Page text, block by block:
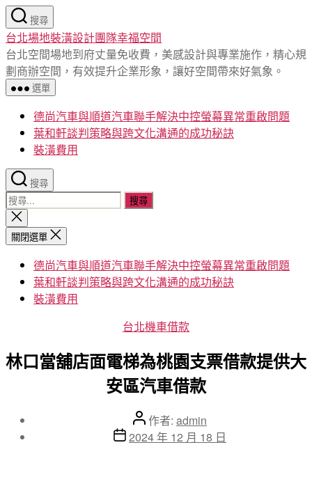
跳
至
主
要
內
容
搜尋
台北場地裝潢設計團隊幸福空間
台北空間場地到府丈量免收費，美感設計與專業施作，精心規
劃商辦空間，有效提升企業形象，讓好空間帶來好氣象。
選單
德尚汽車與順道汽車聯手解決中控螢幕異常重啟問題
葉和軒談判策略與跨文化溝通的成功秘訣
裝潢費用
搜尋
搜
尋
關
鍵
關
閉
搜
關閉選單
德尚汽車與順道汽車聯手解決中控螢幕異常重啟問題
葉和軒談判策略與跨文化溝通的成功秘訣
裝潢費用
分
台北機車借款
林口當舖店面電梯為桃園支票借款提供大
安區汽車借款
文
章
作者: admin
文 2024 年 12 月 18 日